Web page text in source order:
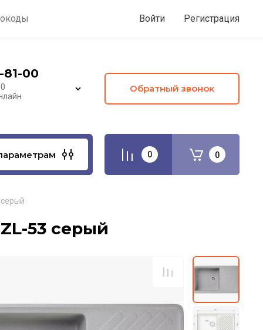
Войти Регистрация
81-00
Обратный звонок
0 0
53 серый